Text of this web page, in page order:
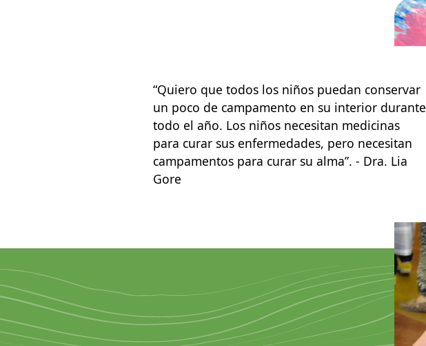
“Quiero que todos los niños puedan conservar
un poco de campamento en su interior durante
todo el año. Los niños necesitan medicinas
para curar sus enfermedades, pero necesitan
campamentos para curar su alma”. - Dra. Lia
Gore